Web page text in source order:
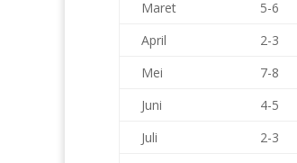
Maret
5-6
April
2-3
Mei
7-8
Juni
4-5
Juli
2-3